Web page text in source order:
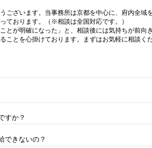
ございます。当事務所は京都を中心に、府内全域
ております。（※相談は全国対応です。）
とが明確になった」と、相談後には気持ちが前向
ことを心掛けております。まずはお気軽に相談くだ
すか？
できないの？